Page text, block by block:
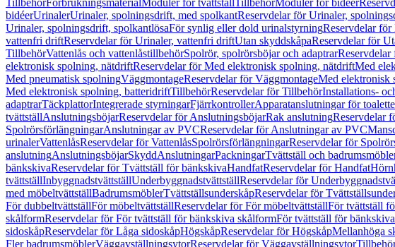
TillbehörFörbrukningsmaterialModuler för tvättställTillbehörModuler för bidéer
bidéerUrinalerUrinaler, spolningsdrift, med spolkantReservdelar för Urinaler,
Urinaler, spolningsdrift, spolkantlösaFör synlig eller dold urinalstyrningReservdelar
vattenfri driftReservdelar för Urinaler, vattenfri driftUtan skyddskåpaReservdelar för
TillbehörVattenlås och vattenlåstillbehörSpolrör, spolrörsböjar och adaptrarReservdelar
elektronisk spolning, nätdriftReservdelar för Med elektronisk spolning, nätdriftMed
Med pneumatisk spolningVäggmontageReservdelar för VäggmontageMed elektronisk
Med elektronisk spolning, batteridriftTillbehörReservdelar för TillbehörInstallations-
adaptrarTäckplattorIntegrerade styrningarFjärrkontrollerApparatanslutningar för
tvättställAnslutningsböjarReservdelar för AnslutningsböjarRak anslutningReservdelar
SpolrörsförlängningarAnslutningar av PVCReservdelar för Anslutningar av PVC
urinalerVattenlåsReservdelar för VattenlåsSpolrörsförlängningarReservdelar för
anslutningAnslutningsböjarSkyddAnslutningarPackningarTvättställ och
bänkskivaReservdelar för Tvättställ för bänkskivaHandfatReservdelar för Handfat
tvättställInbyggnadstvättställUnderbyggnadstvättställReservdelar för
med möbeltvättställBadrumsmöblerTvättställsunderskåpReservdelar för
För dubbeltvättställFör möbeltvättställReservdelar för För möbeltvättställFör tvättställ
skålformReservdelar för För tvättställ för bänkskiva skålformFör tvättställ för
sidoskåpReservdelar för Låga sidoskåpHögskåpReservdelar för HögskåpMellanhöga
Fler badrumsmöblerVäggavställningsytorReservdelar för Väggavställningsytor